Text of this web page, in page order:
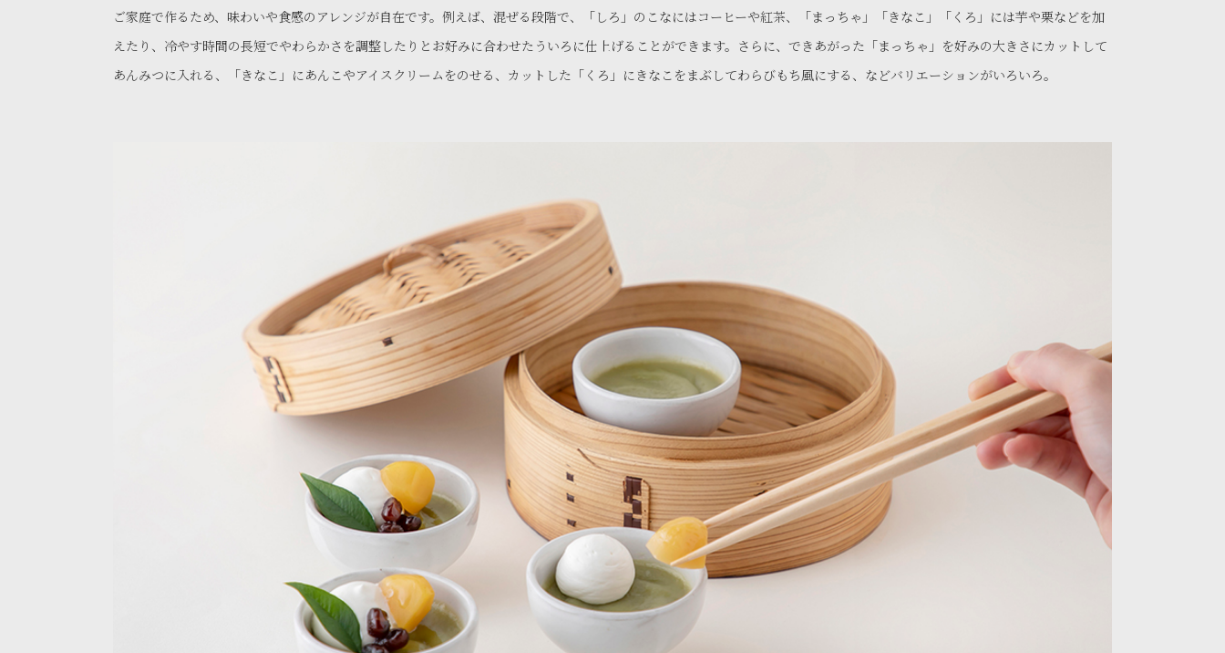
ご家庭で作るため、味わいや食感のアレンジが自在です。例えば、混ぜる段階で、「しろ」のこなにはコーヒーや紅茶、「まっちゃ」「きなこ」「くろ」には芋や栗などを加
えたり、冷やす時間の長短でやわらかさを調整したりとお好みに合わせたういろに仕上げることができます。さらに、できあがった「まっちゃ」を好みの大きさにカットして
あんみつに入れる、「きなこ」にあんこやアイスクリームをのせる、カットした「くろ」にきなこをまぶしてわらびもち風にする、などバリエーションがいろいろ。